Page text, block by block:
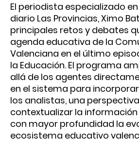
El periodista especializado
diario Las Provincias, Ximo
principales retos y debates
agenda educativa de la
Valenciana en el último
la Educación. El programa
allá de los agentes
en el sistema para
los analistas, una
contextualizar la
con mayor profundidad la
ecosistema educativo